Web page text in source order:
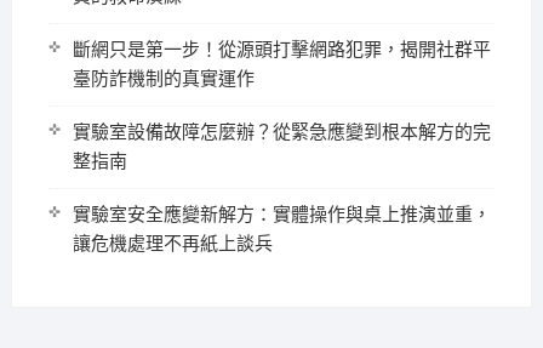
斷網只是第一步！從源頭打擊網路犯罪，揭開社群平
臺防詐機制的真實運作
實驗室設備故障怎麼辦？從緊急應變到根本解方的完
整指南
實驗室安全應變新解方：實體操作與桌上推演並重，
讓危機處理不再紙上談兵